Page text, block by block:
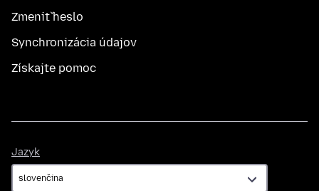
Zmeniť heslo
Synchronizácia údajov
Získajte pomoc
Jazyk